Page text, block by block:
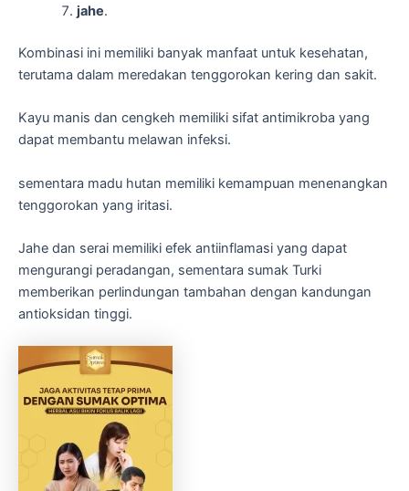
jahe.
Kombinasi ini memiliki banyak manfaat untuk kesehatan,
terutama dalam meredakan tenggorokan kering dan sakit.
Kayu manis dan cengkeh memiliki sifat antimikroba yang
dapat membantu melawan infeksi.
sementara madu hutan memiliki kemampuan menenangkan
tenggorokan yang iritasi.
Jahe dan serai memiliki efek antiinflamasi yang dapat
mengurangi peradangan, sementara sumak Turki
memberikan perlindungan tambahan dengan kandungan
antioksidan tinggi.